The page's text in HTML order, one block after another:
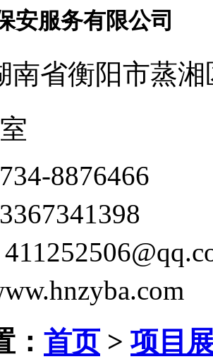
安服务有限公司
南省衡阳市蒸
8876466
： 首页> 项目